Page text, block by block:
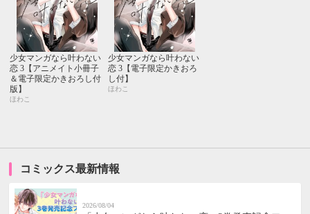
少女マンガなら叶わない
恋 3【アニメイト小冊子
＆電子限定かきおろし付
版】
ほわこ
少女マンガなら叶わない
恋 3【電子限定かきおろ
し付】
ほわこ
コミックス最新情報
2026/08/04